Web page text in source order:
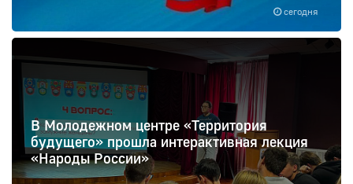
сегодня
В Молодежном центре «Территория
будущего» прошла интерактивная лекция
«Народы России»